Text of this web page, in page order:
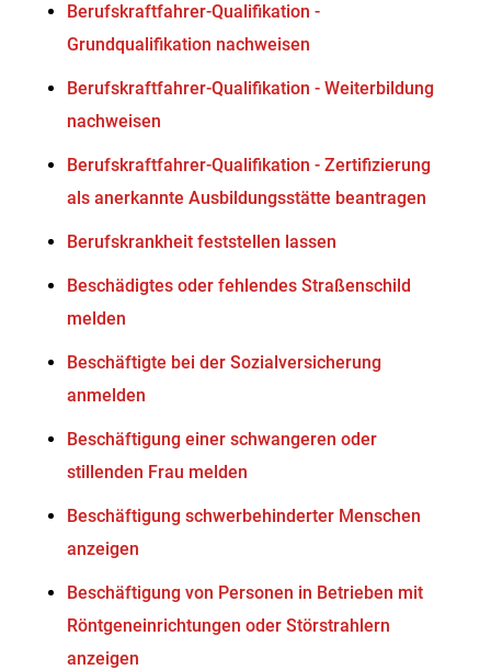
Berufskraftfahrer-Qualifikation -
Grundqualifikation nachweisen
Berufskraftfahrer-Qualifikation - Weiterbildung
nachweisen
Berufskraftfahrer-Qualifikation - Zertifizierung
als anerkannte Ausbildungsstätte beantragen
Berufskrankheit feststellen lassen
Beschädigtes oder fehlendes Straßenschild
melden
Beschäftigte bei der Sozialversicherung
anmelden
Beschäftigung einer schwangeren oder
stillenden Frau melden
Beschäftigung schwerbehinderter Menschen
anzeigen
Beschäftigung von Personen in Betrieben mit
Röntgeneinrichtungen oder Störstrahlern
anzeigen